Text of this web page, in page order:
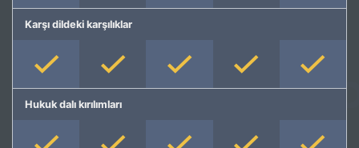
Karşı dildeki karşılıklar
Hukuk dalı kırılımları